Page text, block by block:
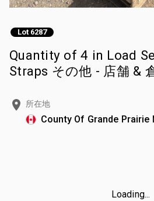
Lot 6287
Quantity of 4 in Load
Straps その他 - 店舗 &
所在地
County Of Grande Prairie
Loading...